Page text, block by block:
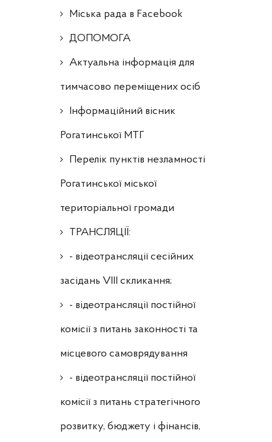
Міська рада в Facebook
ДОПОМОГА
Актуальна інформація для
тимчасово переміщених осіб
Інформаційний вісник
Рогатинської МТГ
Перелік пунктів незламності
Рогатинської міської
територіальної громади
ТРАНСЛЯЦІЇ:
- відеотрансляції сесійних
засідань VIII скликання;
- відеотрансляції постійної
комісії з питань законності та
місцевого самоврядування
- відеотрансляції постійної
комісії з питань стратегічного
розвитку, бюджету і фінансів,